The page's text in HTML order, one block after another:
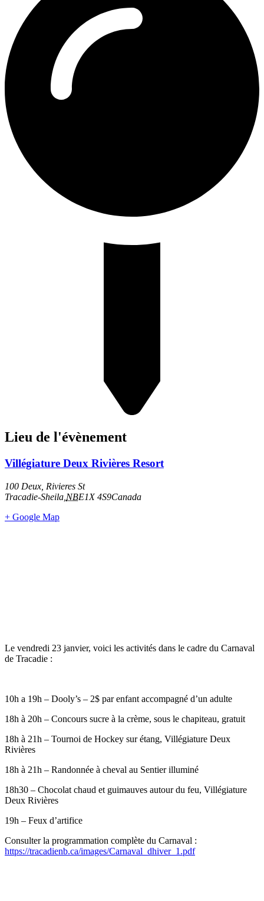
Lieu de l'évènement
Villégiature Deux Rivières Resort
100 Deux, Rivieres St
Tracadie-Sheila NBE1X 4S9Canada
+ Google Map
Le vendredi 23 janvier, voici les activités dans le cadre du Carnaval
de Tracadie :
10h a 19h – Dooly’s – 2$ par enfant accompagné d’un adulte
18h à 20h – Concours sucre à la crème, sous le chapiteau, gratuit
18h à 21h – Tournoi de Hockey sur étang, Villégiature Deux
Rivières
18h à 21h – Randonnée à cheval au Sentier illuminé
18h30 – Chocolat chaud et guimauves autour du feu, Villégiature
Deux Rivières
19h – Feux d’artifice
Consulter la programmation complète du Carnaval :
https://tracadienb.ca/images/Carnaval_dhiver_1.pdf